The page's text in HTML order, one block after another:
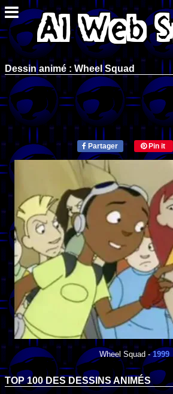
Dessin animé : Wheel Squad
Partager Pin it
Wheel Squad -1999
TOP 100 DES DESSINS ANIMÉS